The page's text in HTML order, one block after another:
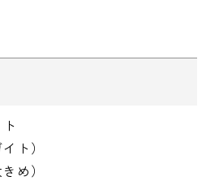
ト）
め）